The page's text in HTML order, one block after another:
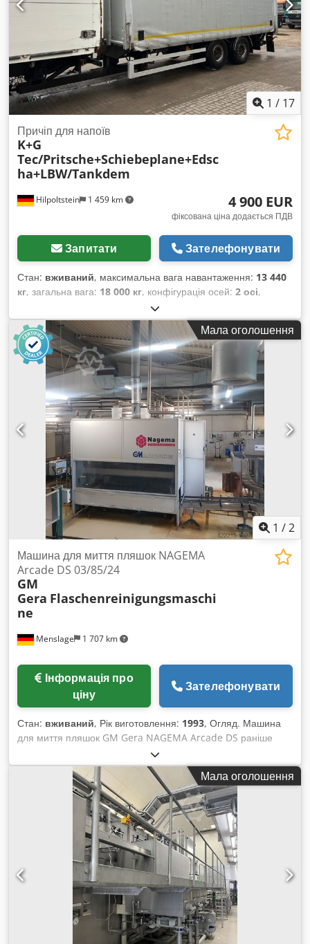
1 / 17
Hilpoltstein 1 459 km
Причіп для напоїв
K+G
Tec/Pritsche+Schiebeplane+Edsc
ha+LBW/Tankdem
4 900 EUR
фіксована ціна додається ПДВ
Запитати Зателефонувати
Стан: вживаний, максимальна вага навантаження: 13 440
кг, загальна вага: 18 000 кг, конфігурація осей: 2 осі,
, довжина вантажного відсіку:
7 350 мм, ширина вантажного відсіку:2 440 мм, висота
вантажного відсіку:2 440 мм , Обладнання:ABS, задній
підйомник,
Мала оголошення
1 /2
Menslage 1 707 km
Машина для миття пляшок NAGEMA
Arcade DS 03/85/24
GM
Gera Flaschenreinigungsmaschi
ne
ціну
Зателефонувати
Стан: вживаний, Рік виготовлення: 1993, Огляд. Машина
для миття пляшок GM Gera NAGEMA Arcade DS раніше
використовувалася на пивоварні, де працювала в одну
зміну. У зв’язку зі зменшенням обсягу збуту пивоварня
тепер розливає продукцію на іншій локації, тому дана лінія
стала вільною. Завдяки невеликій напрацюйці та
регулярному обслуговуванню машина перебуває у дуже
доброму стані. Всі ванни й корпус машини виконані з
нержавіючої сталі. Запасні частини, такі як пляшкові
чарунки, також наявні. У 2018 році були капітально
відремонтовані головний привідний вал, мотор і редуктор
SEW, а у 2015 році замінено приводний ланцюг. Машина
залишається змонтованою і може бути продемонстрована в
роботі. Технічні характеристики: • Продуктивність: 23 000
пляшок/год • Крок чарунок: 85 мм • Пляшок у ряду: 16 •
Габаритні розміри з навісним обладнанням: 8640 x 4470 x
Мала оголошення